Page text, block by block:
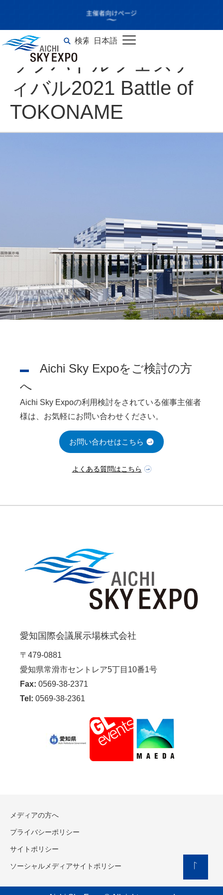
検索 日本語
English
NAMIMONOGATARI
presents トウカイラ
ップバトルフェステ
ィバル2021 Battle of
TOKONAME
Aichi Sky Expoをご検討の方
へ
Aichi Sky Expoの利用検討をされている催事主催者
様は、お気軽にお問い合わせください。
お問い合わせはこちら
よくある質問はこちら
愛知国際会議展示場株式会社
〒479-0881
愛知県常滑市セントレア5丁目10番1号
Fax: 0569-38-2371
Tel: 0569-38-2361
メディアの方へ
プライバシーポリシー
サイトポリシー
ソーシャルメディアサイトポリシー